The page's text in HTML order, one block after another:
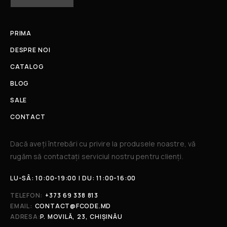
PRIMA
DESPRE NOI
CATALOG
BLOG
SALE
CONTACT
Dacă aveți întrebări cu privire la produsele noastre, vă
rugăm să contactați serviciul nostru pentru clienți.​
LU-SÂ: 10:00-19:00 | DU: 11:00-16:00
TELEFON: +373 69 338 813
EMAIL: CONTACT@FCODE.MD
ADRESA:P. MOVILĂ, 23, CHIȘINĂU